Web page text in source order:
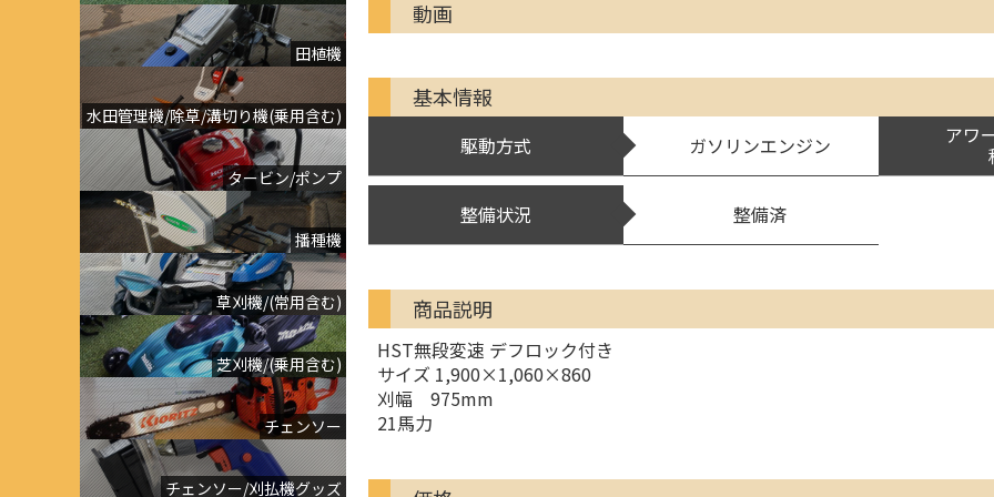
田植機
水田管理機/除草/溝切り機(乗用含む)
タービン/ポンプ
播種機
草刈機/(常用含む)
芝刈機/(乗用含む)
チェンソー
チェンソー/刈払機グッズ
動画
基本情報
駆動方式 ガソリンエンジン アワ
整備状況 整備済
商品説明
HST無段変速 デフロック付き
サイズ 1,900×1,060×860
刈幅 975mm
21馬力